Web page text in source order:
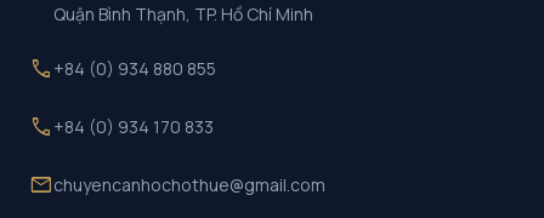
Quận Bình Thạnh, TP. Hồ Chí Minh
call +84 (0) 934 880 855
call +84 (0) 934 170 833
mailchuyencanhochothue@gmail.com